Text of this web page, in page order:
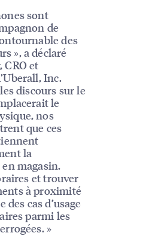
sont
de
des
», a déclaré
CRO et
Inc.
discours sur le
le
nos
que ces
la
magasin.
et trouver
à proximité
cas d’usage
parmi les
»